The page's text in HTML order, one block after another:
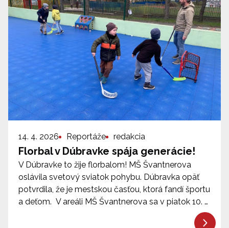
14. 4. 2026 Reportáže redakcia
Florbal v Dúbravke spája generácie!
V Dúbravke to žije florbalom! MŠ Švantnerova
oslávila svetový sviatok pohybu. Dúbravka opäť
potvrdila, že je mestskou časťou, ktorá fandí športu
a deťom. V areáli MŠ Švantnerova sa v piatok 10. …